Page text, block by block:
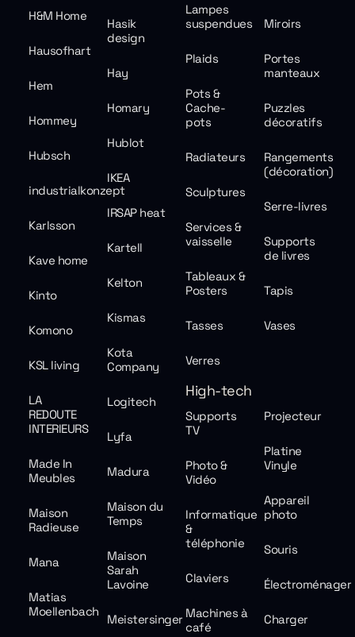
H&M Home
Hasik
design
Hausofhart
Hay
Hem
Homary
Hommey
Hublot
Hubsch
IKEA
industrialkonzept
IRSAP heat
Karlsson
Kartell
Kave home
Kelton
Kinto
Kismas
Komono
Kota
Company
KSL living
LA
REDOUTE
INTERIEURS
Logitech
Lyfa
Made In
Meubles
Madura
Maison du
Temps
Maison
Radieuse
Maison
Sarah
Lavoine
Mana
Matias
Moellenbach
Meistersinger
Lampes
suspendues
Miroirs
Plaids
Portes
manteaux
Pots &
Cache-
pots
Puzzles
décoratifs
Radiateurs
Rangements
(décoration)
Sculptures
Serre-livres
Services &
vaisselle
Supports
de livres
Tableaux &
Posters
Tapis
Tasses Vases
Verres
High-tech
Supports
TV
Projecteur
Platine
Vinyle
Photo &
Vidéo
Appareil
photo
Informatique
&
téléphonie
Souris
Claviers
Électroménager
Machines à
café
Charger